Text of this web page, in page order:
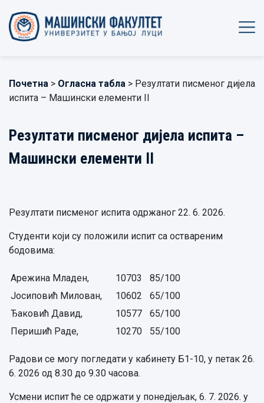
Почетна > Огласна табла > Резултати писменог дијела
испита – Машински елементи II
Резултати писменог дијела испита –
Машински елементи II
Резултати писменог испита одржаног 22. 6. 2026.
Студенти који су положили испит са оствареним
бодовима:
Арежина Младен, 10703
85/100
Јосиповић Милован,
10602
65/100
Ђаковић Давид,
10577
65/100
Перишић Раде,
10270 55/100
Радови се могу погледати у кабинету Б1-10, у петак 26.
6. 2026 од 8.30 до 9.30 часова.
Усмени испит ће се одржати у понедјељак, 6. 7. 2026. у